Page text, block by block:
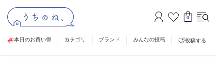
0
本日のお買い得 カテゴリ ブランド みんなの投稿 投稿する